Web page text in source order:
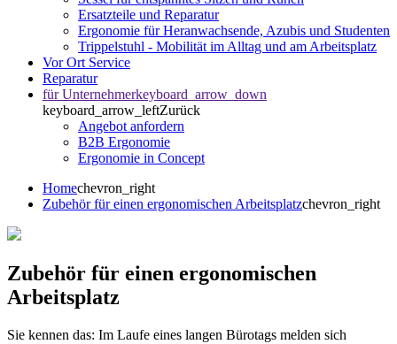
Ersatzteile und Reparatur
Ergonomie für Heranwachsende, Azubis und Studenten
Trippelstuhl - Mobilität im Alltag und am Arbeitsplatz
Vor Ort Service
Reparatur
für Unternehmerkeyboard_arrow_down
keyboard_arrow_leftZurück
Angebot anfordern
B2B Ergonomie
Ergonomie in Concept
Homechevron_right
Zubehör für einen ergonomischen Arbeitsplatzchevron_right
Zubehör für einen ergonomischen
Arbeitsplatz
Sie kennen das: Im Laufe eines langen Bürotags melden sich